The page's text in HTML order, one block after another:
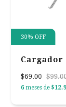
30% OFF
Cargador
$69.00
6 meses de